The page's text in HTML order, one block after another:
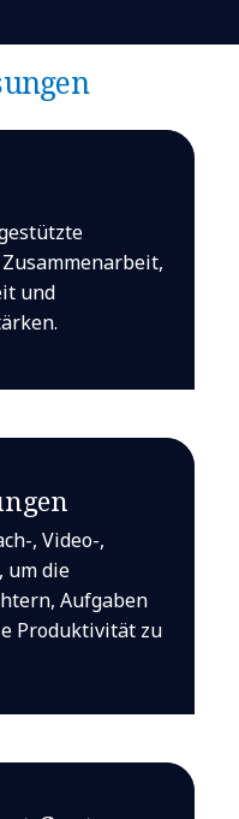
und
, Video-,
um die
Aufgaben
Produktivität zu